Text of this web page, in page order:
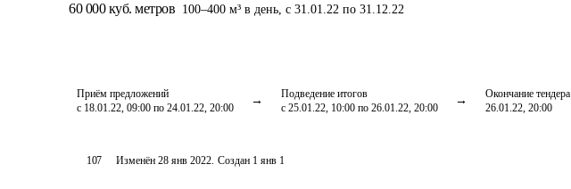
60 000 куб. метров 100–400 м³ в день, с 31.01.22 по 31.12.22
Приём предложений
с 18.01.22, 09:00 по 24.01.22, 20:00
Подведение итогов
с 25.01.22, 10:00 по 26.01.22, 20:00
Окончание тендера
26.01.22, 20:00
107 Изменён28 янв 2022. Создан 1 янв 1